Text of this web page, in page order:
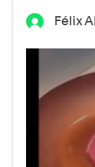
Félix